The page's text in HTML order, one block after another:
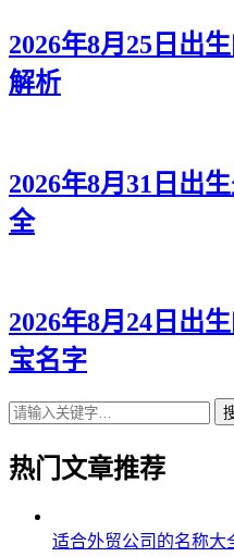
2026年8月25日出
解析
2026年8月31日出
全
2026年8月24日出
宝名字
热门文章推荐
适合外贸公司的名称大